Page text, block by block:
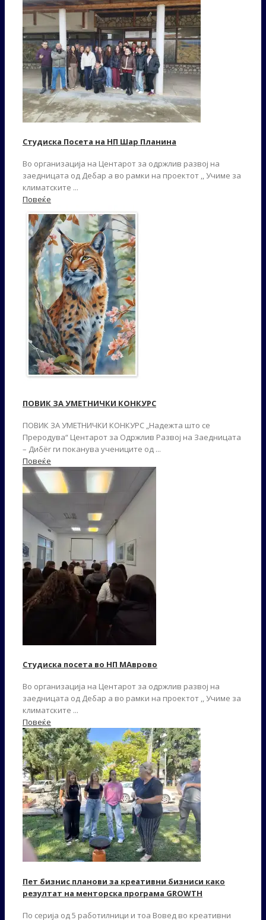
Студиска Посета на НП Шар Планина
Во организација на Центарот за одржлив развој на
заедницата од Дебар а во рамки на проектот ,, Учиме за
климатските ...
Повеќе
ПОВИК ЗА УМЕТНИЧКИ КОНКУРС
ПОВИК ЗА УМЕТНИЧКИ КОНКУРС „Надежта што се
Преродува“ Центарот за Одржлив Развој на Заедницата
– Дибër ги поканува учениците од ...
Повеќе
Студиска посета во НП МАврово
Во организација на Центарот за одржлив развој на
заедницата од Дебар а во рамки на проектот ,, Учиме за
климатските ...
Повеќе
Пет бизнис планови за креативни бизниси како
резултат на менторска програма GROWTH
По серија од 5 работилници и тоа Вовед во креативни